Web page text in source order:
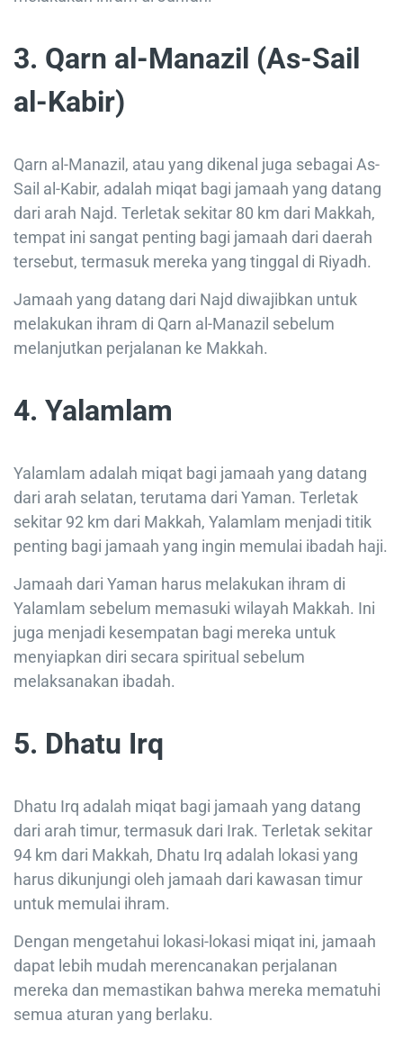
3. Qarn al-Manazil (As-Sail
al-Kabir)
Qarn al-Manazil, atau yang dikenal juga sebagai As-
Sail al-Kabir, adalah miqat bagi jamaah yang datang
dari arah Najd. Terletak sekitar 80 km dari Makkah,
tempat ini sangat penting bagi jamaah dari daerah
tersebut, termasuk mereka yang tinggal di Riyadh.
Jamaah yang datang dari Najd diwajibkan untuk
melakukan ihram di Qarn al-Manazil sebelum
melanjutkan perjalanan ke Makkah.
4. Yalamlam
Yalamlam adalah miqat bagi jamaah yang datang
dari arah selatan, terutama dari Yaman. Terletak
sekitar 92 km dari Makkah, Yalamlam menjadi titik
penting bagi jamaah yang ingin memulai ibadah haji.
Jamaah dari Yaman harus melakukan ihram di
Yalamlam sebelum memasuki wilayah Makkah. Ini
juga menjadi kesempatan bagi mereka untuk
menyiapkan diri secara spiritual sebelum
melaksanakan ibadah.
5. Dhatu Irq
Dhatu Irq adalah miqat bagi jamaah yang datang
dari arah timur, termasuk dari Irak. Terletak sekitar
94 km dari Makkah, Dhatu Irq adalah lokasi yang
harus dikunjungi oleh jamaah dari kawasan timur
untuk memulai ihram.
Dengan mengetahui lokasi-lokasi miqat ini, jamaah
dapat lebih mudah merencanakan perjalanan
mereka dan memastikan bahwa mereka mematuhi
semua aturan yang berlaku.